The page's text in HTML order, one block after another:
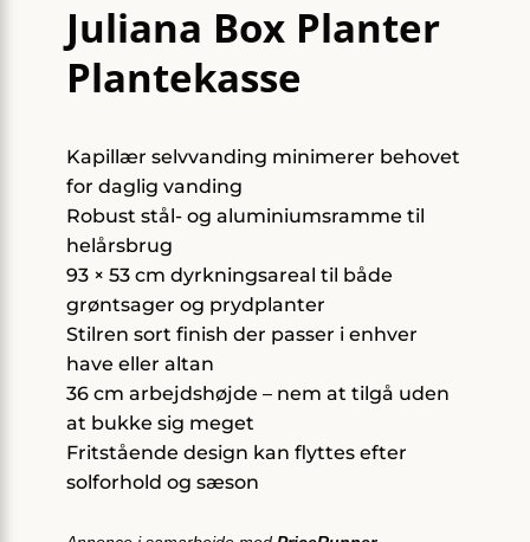
Juliana Box Planter
Plantekasse
Kapillær selvvanding minimerer behovet
for daglig vanding
Robust stål- og aluminiumsramme til
helårsbrug
93 × 53 cm dyrkningsareal til både
grøntsager og prydplanter
Stilren sort finish der passer i enhver
have eller altan
36 cm arbejdshøjde – nem at tilgå uden
at bukke sig meget
Fritstående design kan flyttes efter
solforhold og sæson